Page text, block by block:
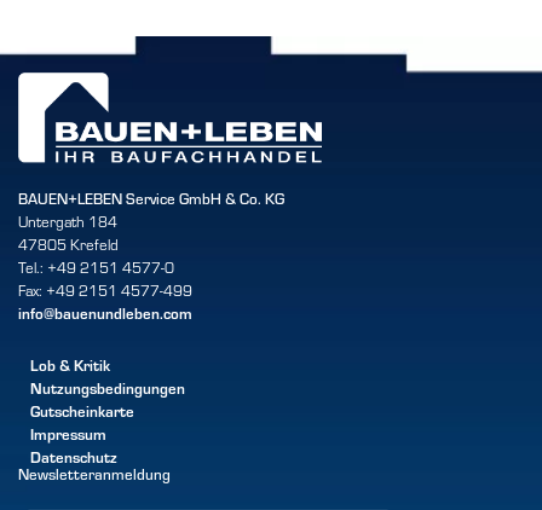
BAUEN+LEBEN Service GmbH & Co. KG
Untergath 184
47805 Krefeld
Tel.: +49 2151 4577-0
Fax: +49 2151 4577-499
info@bauenundleben.com
Lob & Kritik
Nutzungsbedingungen
Gutscheinkarte
Impressum
Datenschutz
Newsletteranmeldung